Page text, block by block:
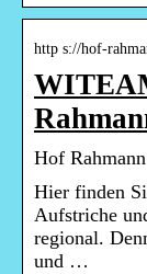
http s://hof-
Hof
Hier finden
Aufstriche
regional.
und …